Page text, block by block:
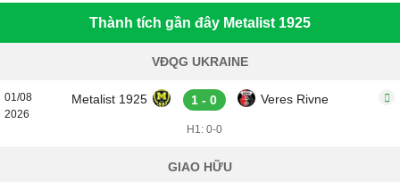
Thành tích gần đây Metalist 1925
VĐQG UKRAINE
01/08
2026
Metalist 1925 1 - 0 Veres Rivne
H1: 0-0
GIAO HỮU